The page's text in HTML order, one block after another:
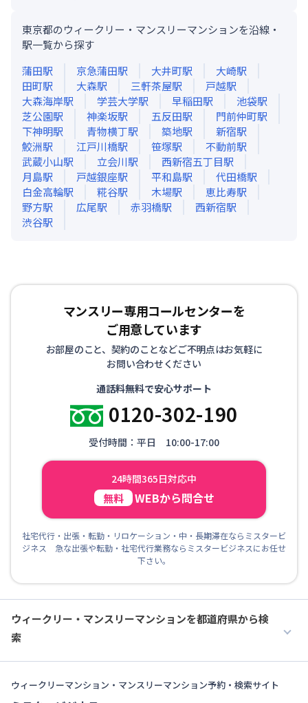
東京都のウィークリー・マンスリーマンションを沿線・
駅一覧から探す
蒲田駅 京急蒲田駅 大井町駅 大崎駅
田町駅 大森駅 三軒茶屋駅 戸越駅
大森海岸駅 学芸大学駅 早稲田駅 池袋駅
芝公園駅 神楽坂駅 五反田駅 門前仲町駅
下神明駅 青物横丁駅 築地駅 新宿駅
鮫洲駅 江戸川橋駅 笹塚駅 不動前駅
武蔵小山駅 立会川駅 西新宿五丁目駅
月島駅 戸越銀座駅 平和島駅 代田橋駅
白金高輪駅 糀谷駅 木場駅 恵比寿駅
野方駅 広尾駅 赤羽橋駅 西新宿駅
渋谷駅
マンスリー専用コールセンターを
ご用意しています
お部屋のこと、契約のことなどご不明点はお気軽に
お問い合わせください
通話料無料で安心サポート
0120-302-190
受付時間：平日 10:00-17:00
24時間365日対応中
無料 WEBから問合せ
社宅代行・出張・転勤・リロケーション・中・長期滞在ならミスタービ
ジネス 急な出張や転勤・社宅代行業務ならミスタービジネスにお任せ
下さい。
ウィークリー・マンスリーマンションを都道府県から検
索
ウィークリーマンション・マンスリーマンション予約・検索サイト